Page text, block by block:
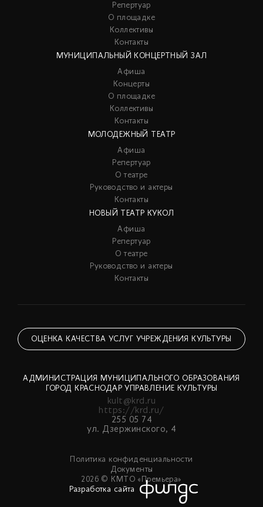
Репертуар
О площадке
Коллективы
Контакты
МУНИЦИПАЛЬНЫЙ КОНЦЕРТНЫЙ ЗАЛ
Афиша
Концерты
О площадке
Коллективы
Контакты
МОЛОДЕЖНЫЙ ТЕАТР
Афиша
Репертуар
О театре
Руководство и актеры
Контакты
НОВЫЙ ТЕАТР КУКОЛ
Афиша
Репертуар
О театре
Руководство и актеры
Контакты
ОЦЕНКА КАЧЕСТВА УСЛУГ УЧРЕЖДЕНИЯ КУЛЬТУРЫ
АДМИНИСТРАЦИЯ МУНИЦИПАЛЬНОГО ОБРАЗОВАНИЯ
ГОРОД КРАСНОДАР УПРАВЛЕНИЕ КУЛЬТУРЫ
kult@krd.ru
https://krd.ru/
255 05 74
ул. Дзержинского, 4
Политика конфиденциальности
Документы
2026 © КМТО «Премьера»
Разработка сайта